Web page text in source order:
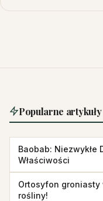
Popularne artykuły
Baobab: Niezwykłe
Właściwości
Ortosyfon groniasty
rośliny!